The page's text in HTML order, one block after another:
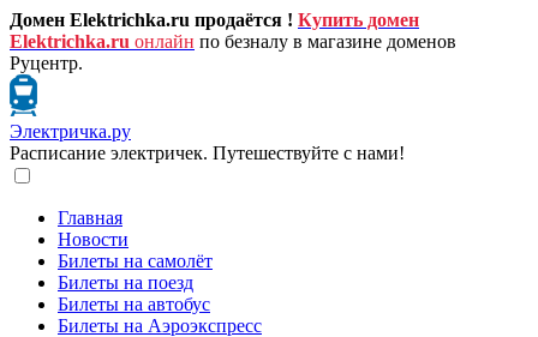
Домен Elektrichka.ru продаётся ! Купить домен
Elektrichka.ru онлайн по безналу в магазине доменов
Руцентр.
Электричка.ру
Расписание электричек. Путешествуйте с нами!
Главная
Новости
Билеты на самолёт
Билеты на поезд
Билеты на автобус
Билеты на Аэроэкспресс